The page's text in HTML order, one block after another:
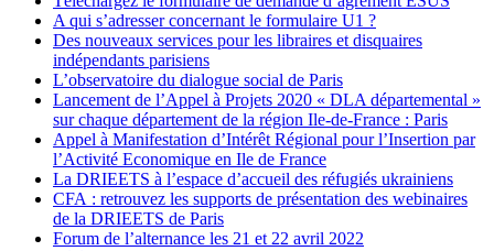
A qui s’adresser concernant le formulaire U1 ?
Des nouveaux services pour les libraires et disquaires
indépendants parisiens
L’observatoire du dialogue social de Paris
Lancement de l’Appel à Projets 2020 « DLA départemental »
sur chaque département de la région Ile-de-France : Paris
Appel à Manifestation d’Intérêt Régional pour l’Insertion par
l’Activité Economique en Ile de France
La DRIEETS à l’espace d’accueil des réfugiés ukrainiens
CFA : retrouvez les supports de présentation des webinaires
de la DRIEETS de Paris
Forum de l’alternance les 21 et 22 avril 2022